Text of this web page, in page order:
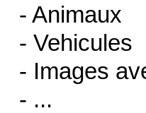
- Animaux
- Vehicules
- Images
- ...